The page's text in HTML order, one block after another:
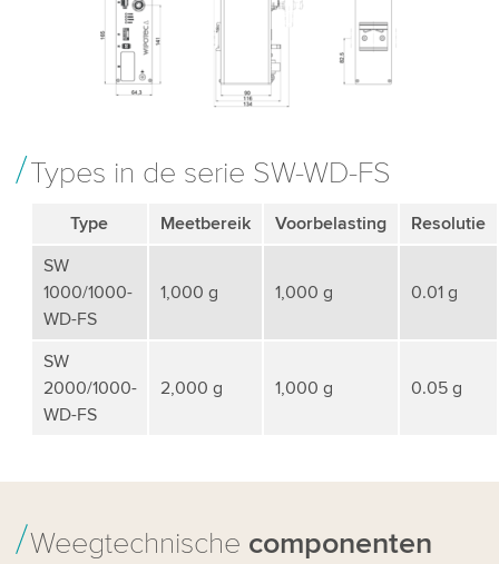
Types in de serie SW-WD-FS
Type Meetbereik Voorbelasting
Resolutie
SW
1000/1000-
WD-FS
1,000 g 1,000 g 0.01 g
SW
2000/1000-
WD-FS
2,000 g 1,000 g 0.05 g
Weegtechnische componenten